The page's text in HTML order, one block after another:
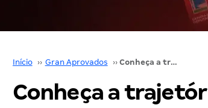
Início ›› Gran Aprovados ›› Conheça a trajetória de estudos do aprovado Antônio Juscelino
Conheça a